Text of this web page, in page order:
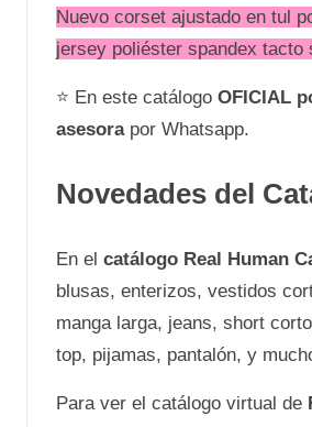
Nuevo corset ajustado en tul
jersey poliéster spandex tacto
⭐ En este catálogo OFICIAL
asesora por Whatsapp.
Novedades del
En el catálogo Real Human
blusas, enterizos, vestidos
manga larga, jeans, short
top, pijamas, pantalón, y
Para ver el catálogo virtual de